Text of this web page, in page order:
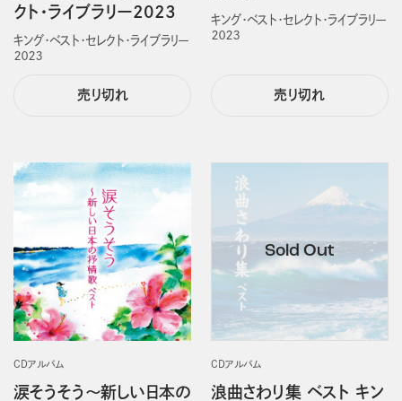
クト・ライブラリー2023
キング・ベスト・セレクト・ライブラリー
２０２３
売り切れ
キング・ベスト・セレクト・ライブラリー
２０２３
売り切れ
CDアルバム
涙そうそう～新しい日本の
CDアルバム
浪曲さわり集 ベスト キン